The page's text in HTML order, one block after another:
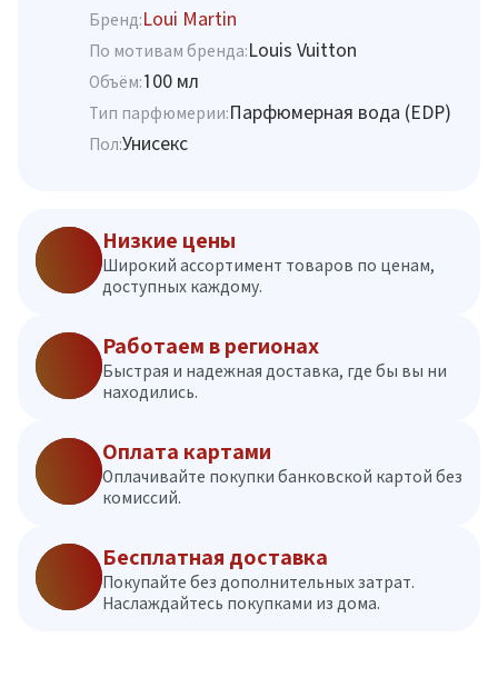
Бренд:Loui Martin
По мотивам бренда:Louis Vuitton
Объём:100 мл
Тип парфюмерии:Парфюмерная вода (EDP)
Пол:Унисекс
Низкие цены
Широкий ассортимент товаров по ценам,
доступных каждому.
Работаем в регионах
Быстрая и надежная доставка, где бы вы ни
находились.
Оплата картами
Оплачивайте покупки банковской картой без
комиссий.
Бесплатная доставка
Покупайте без дополнительных затрат.
Наслаждайтесь покупками из дома.